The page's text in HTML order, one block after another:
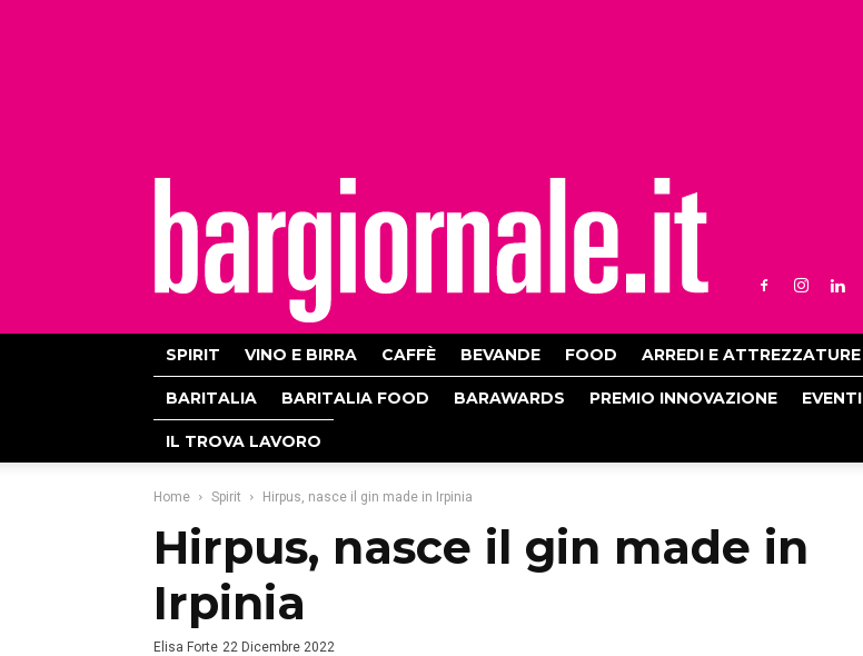
SPIRIT VINO E BIRRA CAFFÈ BEVANDE FOOD ARREDI E ATTREZZATURE
BARITALIA BARITALIA FOOD BARAWARDS PREMIO INNOVAZIONE EVENTI
IL TROVA LAVORO
Home Spirit Hirpus, nasce il gin made in Irpinia
Hirpus, nasce il gin made in
Irpinia
Elisa Forte 22 Dicembre 2022